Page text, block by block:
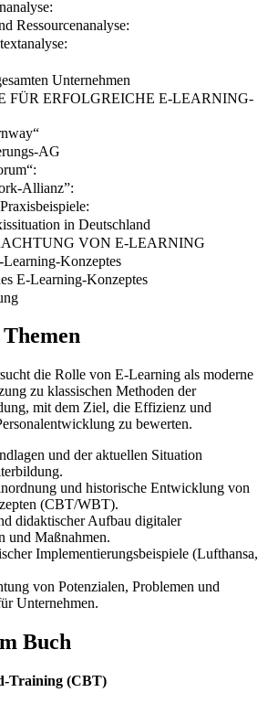
Ressourcenanalyse:
Unternehmen
FÜR ERFOLGREICHE E-LEARNING-
AG
Allianz”:
in Deutschland
VON E-LEARNING
Learning-Konzeptes
E-Learning-Konzeptes
die Rolle von E-Learning als moderne
zu klassischen Methoden der
mit dem Ziel, die Effizienz und
zu bewerten.
und der aktuellen Situation
und historische Entwicklung von
(CBT/WBT).
didaktischer Aufbau digitaler
und Maßnahmen.
Implementierungsbeispiele (Lufthansa,
von Potenzialen, Problemen und
Unternehmen.
Buch
Training (CBT)